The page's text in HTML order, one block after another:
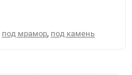
под мрамор, под камень